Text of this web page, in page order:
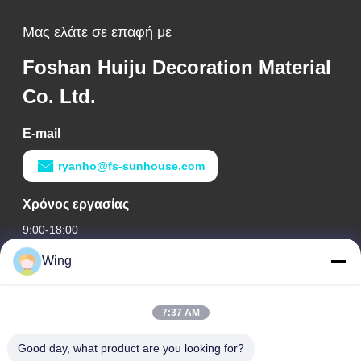
Μας ελάτε σε επαφή με
Foshan Huiju Decoration Material
Co. Ltd.
E-mail
ryanho@fs-sunhouse.com
Χρόνος εργασίας
9:00-18:00
Η διεύθυνσή μας
Διεθνές κτήριο Weiye, δρόμος Yixian, κωμόπολη του Δαλιού,
Wing
7:37 AM
Good day, what product are you looking for?